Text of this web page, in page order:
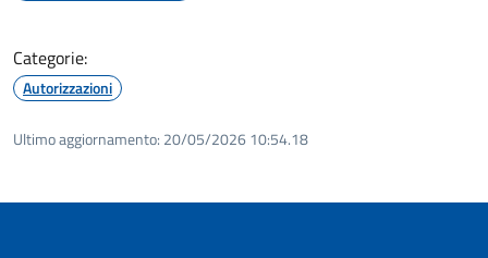
Categorie:
Autorizzazioni
Ultimo aggiornamento: 20/05/2026 10:54.18